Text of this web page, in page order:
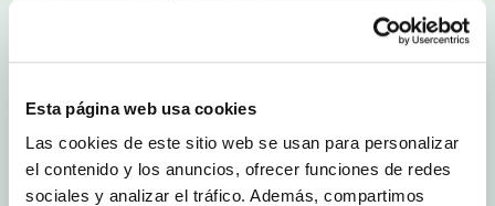
Esta página web usa cookies
Las cookies de este sitio web se usan para personalizar
el contenido y los anuncios, ofrecer funciones de redes
sociales y analizar el tráfico. Además, compartimos